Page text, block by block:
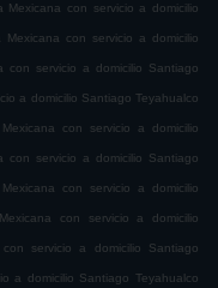
Mexicana con servicio a domicilio
Mexicana con servicio a domicilio
con servicio a domicilio Santiago
a domicilio Santiago Teyahualco
Mexicana con servicio a domicilio
con servicio a domicilio Santiago
Mexicana con servicio a domicilio
con servicio a domicilio
con servicio a domicilio Santiago
a domicilio Santiago Teyahualco